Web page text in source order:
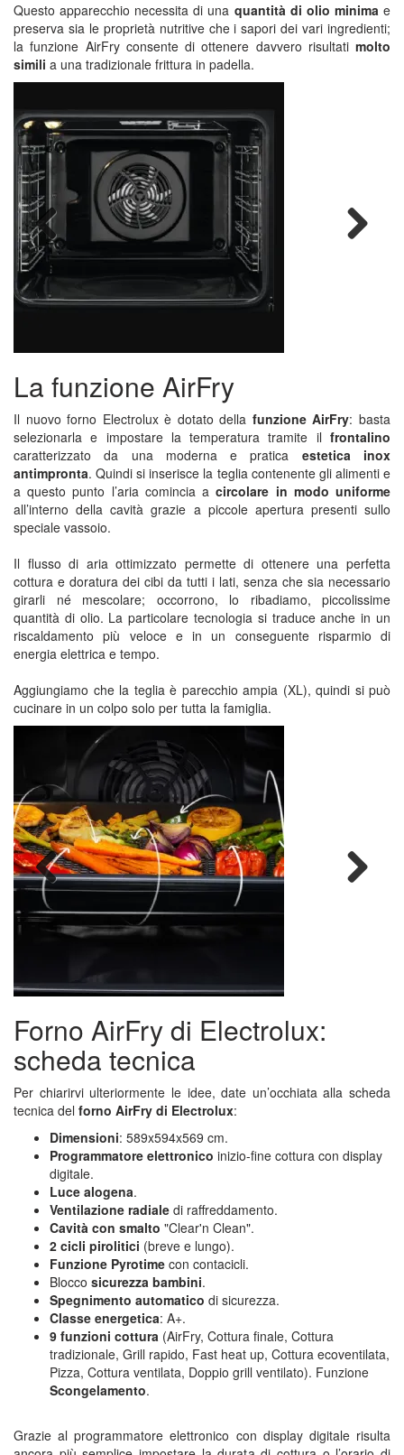
Questo apparecchio necessita di una quantità di olio minimae
preserva sia le proprietà nutritive che i sapori dei vari ingredienti;
la funzione AirFry consente di ottenere davvero risultati molto
simili a una tradizionale frittura in padella.
Previous
La funzione AirFry
Il nuovo forno Electrolux è dotato della funzione AirFry: basta
selezionarla e impostare la temperatura tramite il frontalino
caratterizzato da una moderna e pratica estetica inox
antimpronta. Quindi si inserisce la teglia contenente gli alimenti e
a questo punto l’aria comincia acircolare in modo uniforme
all’interno della cavità grazie a piccole apertura presenti sullo
speciale vassoio.
Il flusso di aria ottimizzato permette di ottenere una perfetta
cottura e doratura dei cibi da tutti i lati, senza che sia necessario
girarli né mescolare; occorrono, lo ribadiamo, piccolissime
quantità di olio. La particolare tecnologia si traduce anche in un
riscaldamento più veloce e in un conseguente risparmio di
energia elettrica e tempo.
Aggiungiamo che la teglia è parecchio ampia (XL), quindi si può
cucinare in un colpo solo per tutta la famiglia.
Previous
Forno AirFry di Electrolux:
scheda tecnica
Per chiarirvi ulteriormente le idee, date un’occhiata alla scheda
tecnica del forno AirFry di Electrolux:
Dimensioni: 589x594x569 cm.
Programmatore elettronico inizio-fine cottura con display
digitale.
Luce alogena.
Ventilazione radiale di raffreddamento.
Cavità con smalto "Clear'n Clean".
2 cicli pirolitici (breve e lungo).
Funzione Pyrotime con contacicli.
Blocco sicurezza bambini.
Spegnimento automatico di sicurezza.
Classe energetica: A+.
9 funzioni cottura (AirFry, Cottura finale, Cottura
tradizionale, Grill rapido, Fast heat up, Cottura ecoventilata,
Pizza, Cottura ventilata, Doppio grill ventilato). Funzione
Scongelamento.
Grazie al programmatore elettronico con display digitale risulta